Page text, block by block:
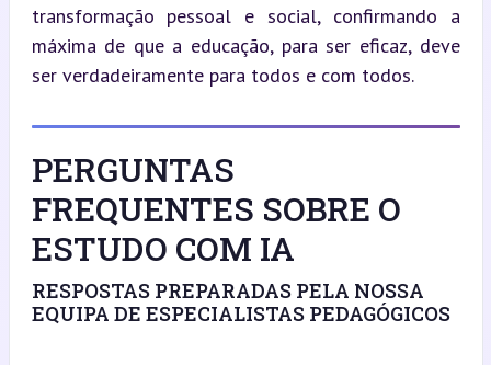
transformação pessoal e social, confirmando a
máxima de que a educação, para ser eficaz, deve
ser verdadeiramente para todos e com todos.
PERGUNTAS
FREQUENTES SOBRE O
ESTUDO COM IA
RESPOSTAS PREPARADAS PELA NOSSA
EQUIPA DE ESPECIALISTAS PEDAGÓGICOS